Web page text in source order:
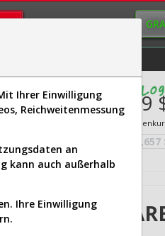
49,749
Echtzeit-
49,657
(907179 |
Ihrer Einwilligung
Reichweitenmessung
an
kann auch außerhalb
Ihre Einwilligung